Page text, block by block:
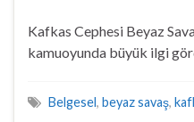
Kafkas Cephesi Beyaz
kamuoyunda büyük ilgi
Belgesel, beyaz savaş,